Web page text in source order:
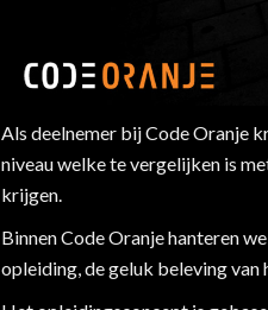
Als deelnemer bij Code Oranje
niveau welke te vergelijken is
krijgen.
Binnen Code Oranje hanteren
opleiding, de geluk beleving
Volg ons op social media: